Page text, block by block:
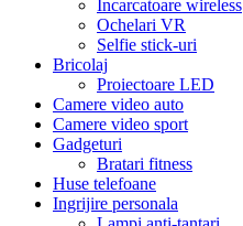
Incarcatoare wireless
Ochelari VR
Selfie stick-uri
Bricolaj
Proiectoare LED
Camere video auto
Camere video sport
Gadgeturi
Bratari fitness
Huse telefoane
Ingrijire personala